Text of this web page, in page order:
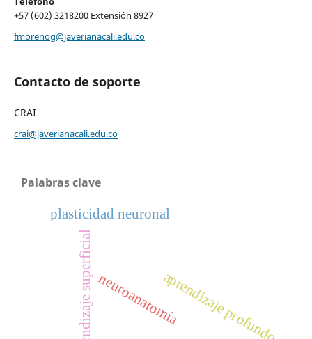
+57 (602) 3218200 Extensión 8927
fmorenog@javerianacali.edu.co
Contacto de soporte
CRAI
crai@javerianacali.edu.co
Palabras clave
neuroanatomíaaprendizaje profundo
aprendizaje superficial
plasticidad neuronal